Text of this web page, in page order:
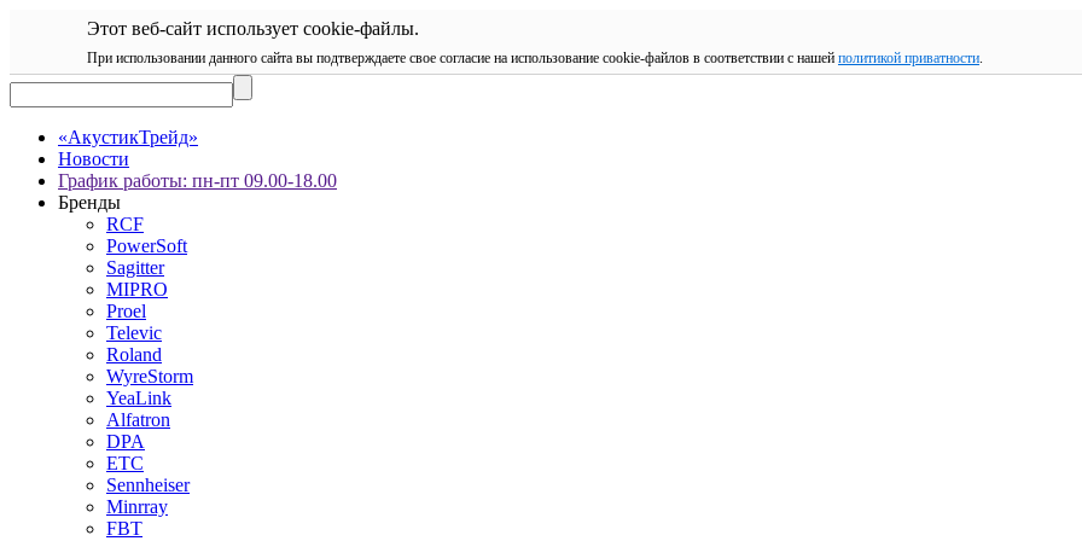
Этот веб-сайт использует cookie-файлы.
При использовании данного сайта вы подтверждаете свое согласие на использование cookie-файлов в соответствии с нашей политикой приватности.
«АкустикТрейд»
Новости
График работы: пн-пт 09.00-18.00
Бренды
RCF
PowerSoft
Sagitter
MIPRO
Proel
Televic
Roland
WyreStorm
YeaLink
Alfatron
DPA
ETC
Sennheiser
Minrray
FBT